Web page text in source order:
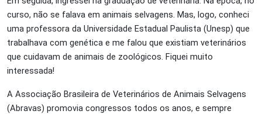
curso, não se falava em animais selvagens. Mas, logo, conheci
uma professora da Universidade Estadual Paulista (Unesp) que
trabalhava com genética e me falou que existiam veterinários
que cuidavam de animais de zoológicos. Fiquei muito
interessada!
A Associação Brasileira de Veterinários de Animais Selvagens
(Abravas) promovia congressos todos os anos, e sempre